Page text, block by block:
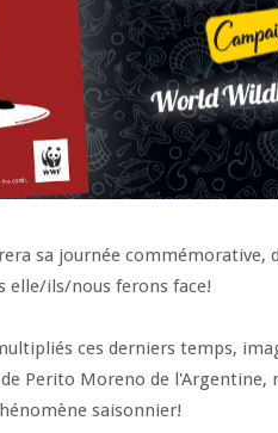
sa journée
elle/ils/nous ferons face!
ces derniers temps,
Perito Moreno de
saisonnier!